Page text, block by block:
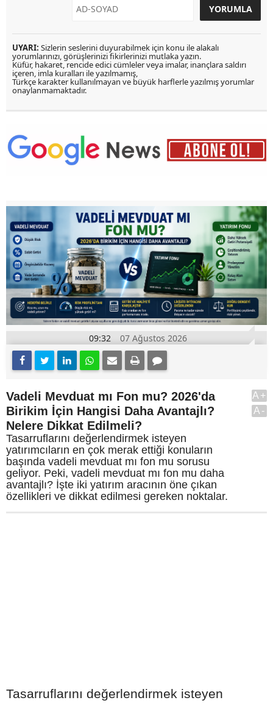
UYARI: Sizlerin seslerini duyurabilmek için konu ile alakalı
yorumlarınızı, görüşlerinizi fikirlerinizi mutlaka yazın.
Küfür, hakaret, rencide edici cümleler veya imalar, inançlara saldırı
içeren, imla kuralları ile yazılmamış,
Türkçe karakter kullanılmayan ve büyük harflerle yazılmış yorumlar
onaylanmamaktadır.
09:32 07 Ağustos 2026
Vadeli Mevduat mı Fon mu? 2026'da
Birikim İçin Hangisi Daha Avantajlı?
Nelere Dikkat Edilmeli?
Tasarruflarını değerlendirmek isteyen
yatırımcıların en çok merak ettiği konuların
başında vadeli mevduat mı fon mu sorusu
geliyor. Peki, vadeli mevduat mı fon mu daha
avantajlı? İşte iki yatırım aracının öne çıkan
özellikleri ve dikkat edilmesi gereken noktalar.
A+
A-
Tasarruflarını değerlendirmek isteyen